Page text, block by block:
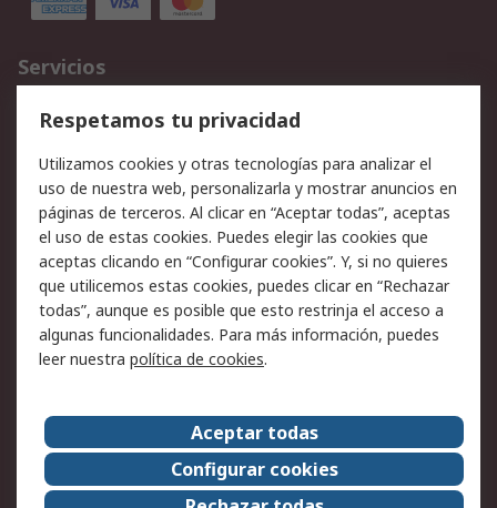
Servicios
Cómo realizar pedidos
Devoluciones
Facturación y pago
Ofertas
Soporte técnico
Legal
Aviso legal
Política de privacidad -
Actualizada
Política sobre cookies
Seguridad de emails
Certificaciones de
Condiciones de venta
Acerca de RS
Acerca de RS
RS Group
Respetamos tu privacidad
Utilizamos cookies y otras tecnologías para analizar el
uso de nuestra web, personalizarla y mostrar anuncios en
páginas de terceros. Al clicar en “Aceptar todas”, aceptas
el uso de estas cookies. Puedes elegir las cookies que
aceptas clicando en “Configurar cookies”. Y, si no quieres
que utilicemos estas cookies, puedes clicar en “Rechazar
todas”, aunque es posible que esto restrinja el acceso a
algunas funcionalidades. Para más información, puedes
leer nuestra política de cookies.
Aceptar todas
Configurar cookies